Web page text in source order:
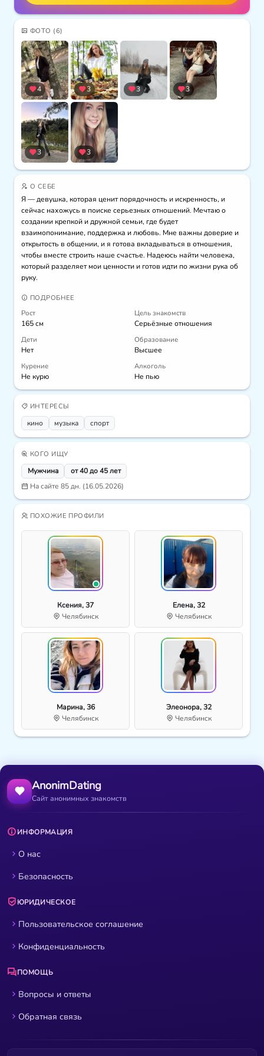
ФОТО (6)
4 3 3 3
3 3
О СЕБЕ
Я — девушка, которая ценит порядочность и искренность, и
сейчас нахожусь в поиске серьезных отношений. Мечтаю о
создании крепкой и дружной семьи, где будет
взаимопонимание, поддержка и любовь. Мне важны доверие и
открытость в общении, и я готова вкладываться в отношения,
чтобы вместе строить наше счастье. Надеюсь найти человека,
который разделяет мои ценности и готов идти по жизни рука об
руку.
ПОДРОБНЕЕ
Рост
165 см
Цель знакомств
Серьёзные отношения
Дети
Нет
Образование
Высшее
Курение
Не курю
Алкоголь
Не пью
ИНТЕРЕСЫ
кино музыка спорт
КОГО ИЩУ
Мужчина
от 40 до 45 лет
На сайте 85 дн. (16.05.2026)
ПОХОЖИЕ ПРОФИЛИ
Ксения, 37
Челябинск
Елена, 32
Челябинск
Марина, 36
Челябинск
Элеонора, 32
Челябинск
AnonimDating
Сайт анонимных знакомств
ИНФОРМАЦИЯ
О нас
Безопасность
ЮРИДИЧЕСКОЕ
Пользовательское соглашение
Конфиденциальность
ПОМОЩЬ
Вопросы и ответы
Обратная связь